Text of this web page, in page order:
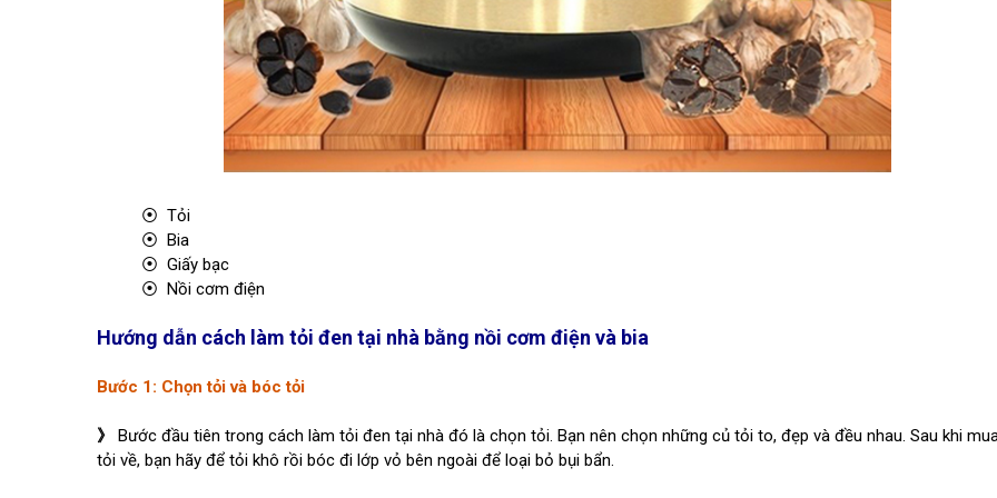
⦿ Tỏi
⦿ Bia
⦿ Giấy bạc
⦿ Nồi cơm điện
Hướng dẫn cách làm tỏi đen tại nhà bằng nồi cơm điện và bia
Bước 1: Chọn tỏi và bóc tỏi
》 Bước đầu tiên trong cách làm tỏi đen tại nhà đó là chọn tỏi. Bạn nên chọn những củ tỏi to, đẹp và đều nhau. Sau khi
tỏi về, bạn hãy để tỏi khô rồi bóc đi lớp vỏ bên ngoài để loại bỏ bụi bẩn.